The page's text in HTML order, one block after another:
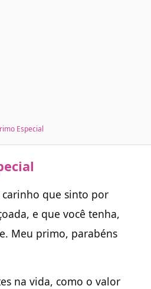
Especial
que sinto por
e que você tenha,
Meu primo, parabéns
na vida, como o valor